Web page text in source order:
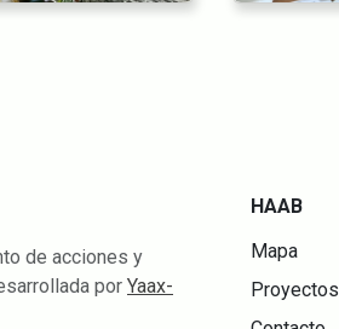
de acciones y
por Yaax-
HAAB
Mapa
Proyectos